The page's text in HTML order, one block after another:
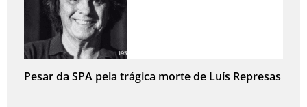
Pesar da SPA pela trágica morte de Luís Represas